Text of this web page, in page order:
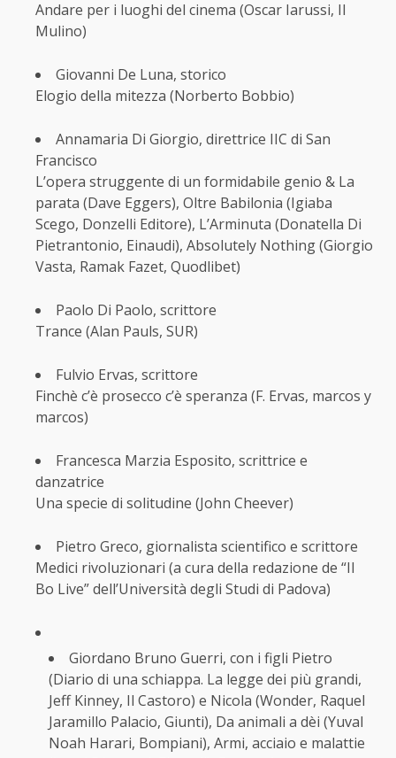
Andare per i luoghi del cinema (Oscar Iarussi, Il
Mulino)
Giovanni De Luna, storico
Elogio della mitezza (Norberto Bobbio)
Annamaria Di Giorgio, direttrice IIC di San
Francisco
L’opera struggente di un formidabile genio & La
parata (Dave Eggers), Oltre Babilonia (Igiaba
Scego, Donzelli Editore), L’Arminuta (Donatella Di
Pietrantonio, Einaudi), Absolutely Nothing (Giorgio
Vasta, Ramak Fazet, Quodlibet)
Paolo Di Paolo, scrittore
Trance (Alan Pauls, SUR)
Fulvio Ervas, scrittore
Finchè c’è prosecco c’è speranza (F. Ervas, marcos y
marcos)
Francesca Marzia Esposito, scrittrice e
danzatrice
Una specie di solitudine (John Cheever)
Pietro Greco, giornalista scientifico e scrittore
Medici rivoluzionari (a cura della redazione de “Il
Bo Live” dell’Università degli Studi di Padova)
Giordano Bruno Guerri, con i figli Pietro
(Diario di una schiappa. La legge dei più grandi,
Jeff Kinney, Il Castoro) e Nicola (Wonder, Raquel
Jaramillo Palacio, Giunti), Da animali a dèi (Yuval
Noah Harari, Bompiani), Armi, acciaio e malattie